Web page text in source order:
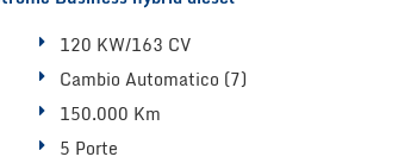
120 KW/163 CV
Cambio Automatico (7)
150.000 Km
5 Porte